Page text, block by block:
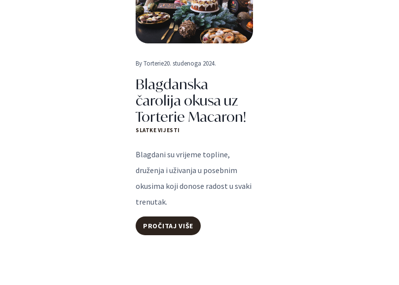
BOŽIĆNI
ASORTIMAN
TORTERIE
MACARON
SLATKE VIJESTI
Blagdanska
čarolija okusa uz
Torterie Macaron!
ByTorterie20. studenoga 2024.
Blagdani su vrijeme topline,
druženja i uživanja u posebnim
okusima koji donose radost u svaki
trenutak.
PROČITAJ VIŠE BLAGDANSKA
ČAROLIJA